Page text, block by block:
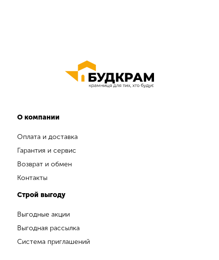
О компании
Оплата и доставка
Гарантия и сервис
Возврат и обмен
Контакты
Строй выгоду
Выгодные акции
Выгодная рассылка
Система приглашений